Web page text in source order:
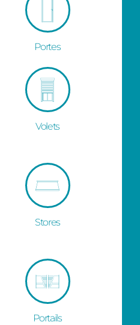
Portes
Volets
Stores
Portails